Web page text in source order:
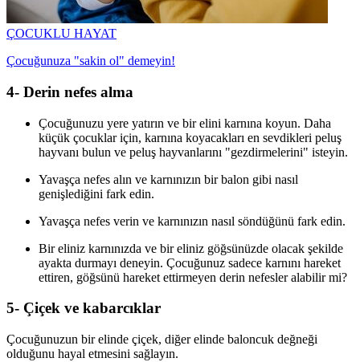
ÇOCUKLU HAYAT
Çocuğunuza "sakin ol" demeyin!
4- Derin nefes alma
Çocuğunuzu yere yatırın ve bir elini karnına koyun. Daha
küçük çocuklar için, karnına koyacakları en sevdikleri peluş
hayvanı bulun ve peluş hayvanlarını "gezdirmelerini" isteyin.
Yavaşça nefes alın ve karnınızın bir balon gibi nasıl
genişlediğini fark edin.
Yavaşça nefes verin ve karnınızın nasıl söndüğünü fark edin.
Bir eliniz karnınızda ve bir eliniz göğsünüzde olacak şekilde
ayakta durmayı deneyin. Çocuğunuz sadece karnını hareket
ettiren, göğsünü hareket ettirmeyen derin nefesler alabilir mi?
5- Çiçek ve kabarcıklar
Çocuğunuzun bir elinde çiçek, diğer elinde baloncuk değneği
olduğunu hayal etmesini sağlayın.